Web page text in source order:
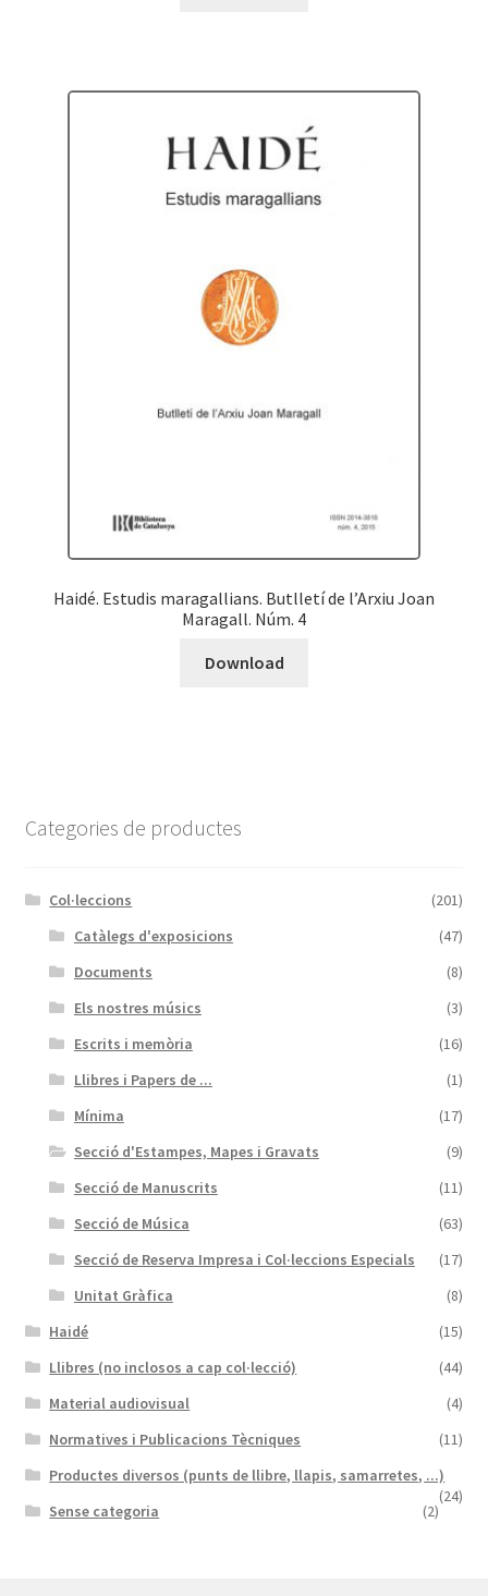
Haidé. Estudis maragallians. Butlletí de l’Arxiu Joan
Maragall. Núm. 4
Download
Categories de productes
Col·leccions
(201)
Catàlegs d'exposicions
(47)
Documents
(8)
Els nostres músics
(3)
Escrits i memòria
(16)
Llibres i Papers de ...
(1)
Mínima
(17)
Secció d'Estampes, Mapes i Gravats
(9)
Secció de Manuscrits
(11)
Secció de Música
(63)
Secció de Reserva Impresa i Col·leccions Especials
(17)
Unitat Gràfica
(8)
Haidé
(15)
Llibres (no inclosos a cap col·lecció)
(44)
Material audiovisual
(4)
Normatives i Publicacions Tècniques
(11)
Productes diversos (punts de llibre, llapis, samarretes, ...)
(24)
Sense categoria (2)